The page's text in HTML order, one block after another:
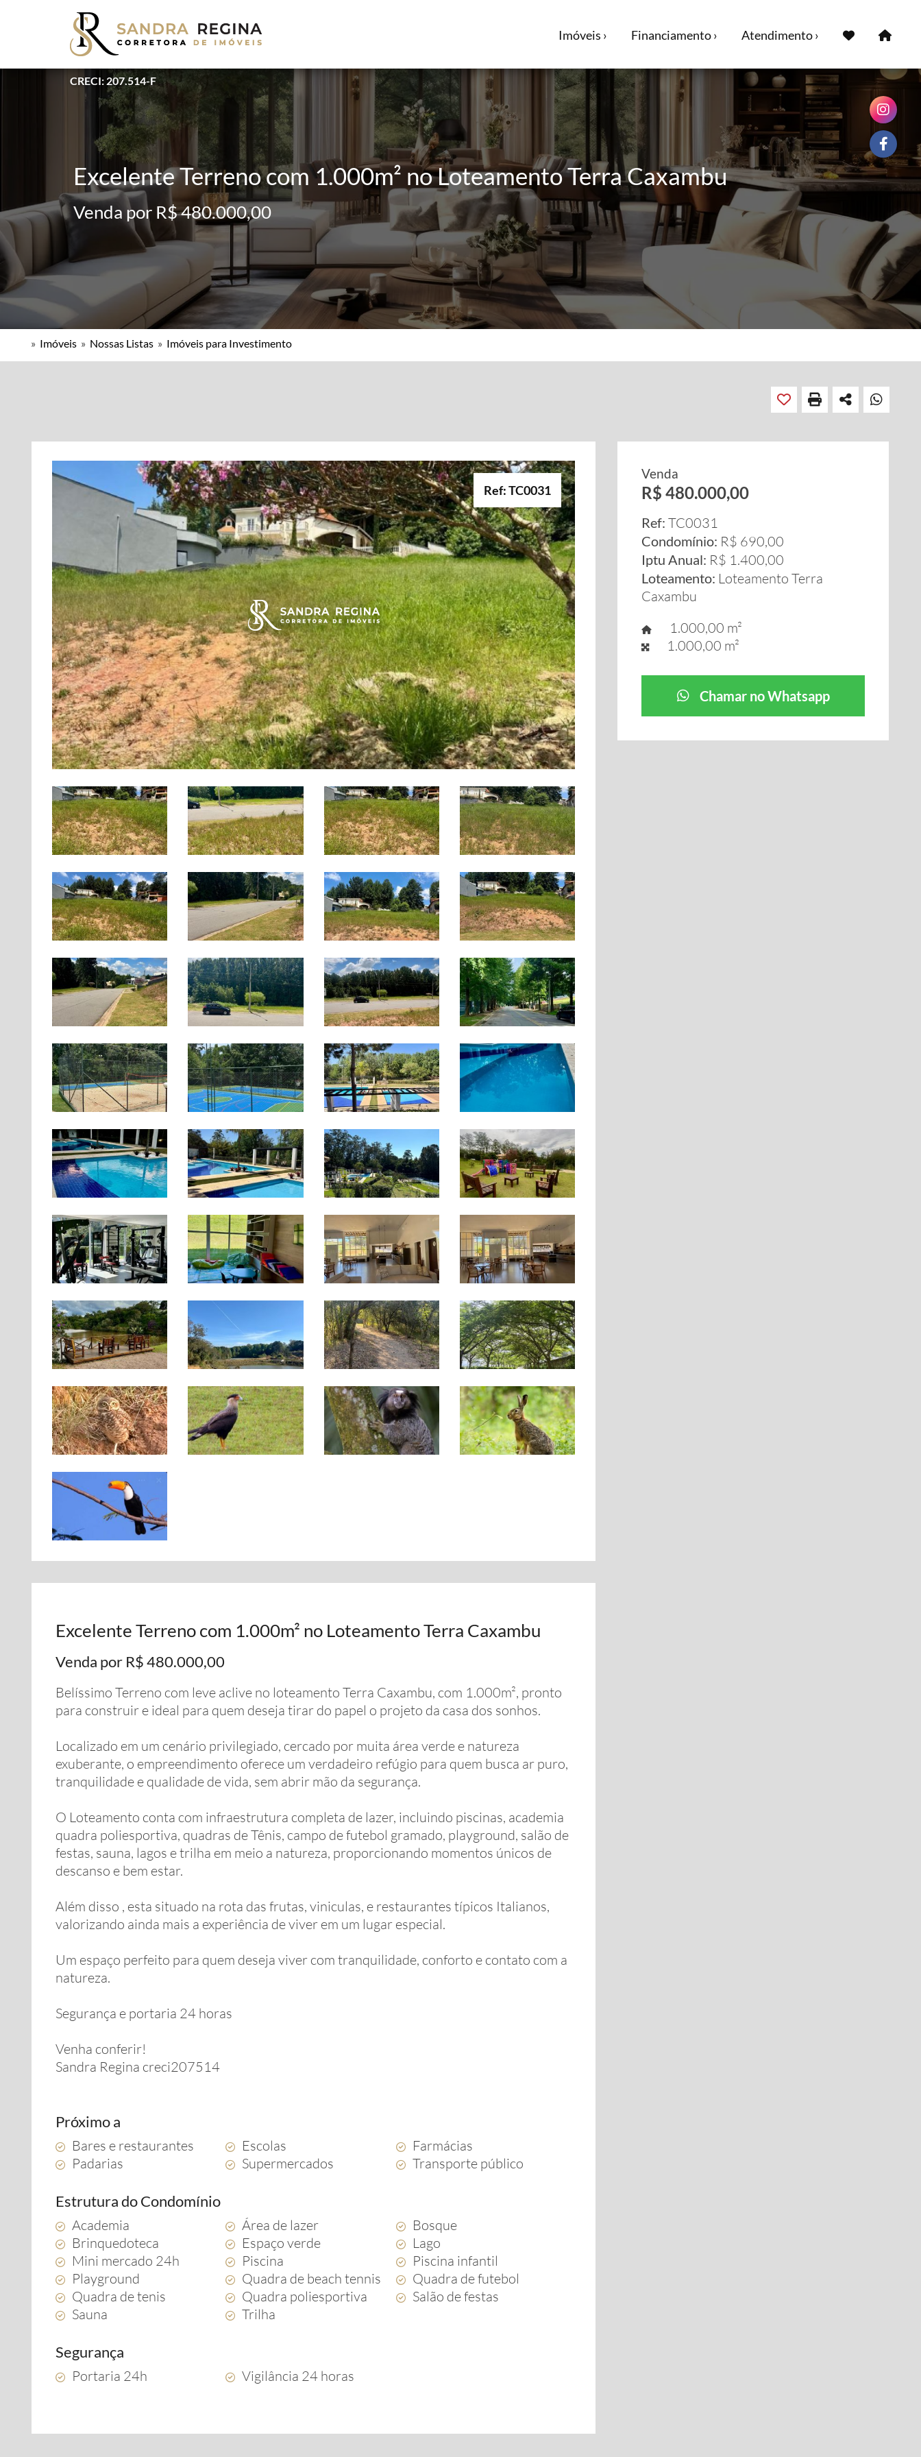
CRECI: 207.514-F
Imóveis › Financiamento › Atendimento ›
Excelente Terreno com 1.000m² no Loteamento Terra Caxambu
Venda por R$ 480.000,00
» Imóveis » Nossas Listas » Imóveis para Investimento
Ref: TC0031
Excelente Terreno com 1.000m² no Loteamento Terra Caxambu
Venda por R$ 480.000,00
Belíssimo Terreno com leve aclive no loteamento Terra Caxambu, com 1.000m², pronto
para construir e ideal para quem deseja tirar do papel o projeto da casa dos sonhos.
Localizado em um cenário privilegiado, cercado por muita área verde e natureza
exuberante, o empreendimento oferece um verdadeiro refúgio para quem busca ar puro,
tranquilidade e qualidade de vida, sem abrir mão da segurança.
O Loteamento conta com infraestrutura completa de lazer, incluindo piscinas, academia
quadra poliesportiva, quadras de Tênis, campo de futebol gramado, playground, salão de
festas, sauna, lagos e trilha em meio a natureza, proporcionando momentos únicos de
descanso e bem estar.
Além disso , esta situado na rota das frutas, viniculas, e restaurantes típicos Italianos,
valorizando ainda mais a experiência de viver em um lugar especial.
Um espaço perfeito para quem deseja viver com tranquilidade, conforto e contato com a
natureza.
Segurança e portaria 24 horas
Venha conferir!
Sandra Regina creci207514
Próximo a
Bares e restaurantes Escolas
Farmácias
Padarias
Supermercados Transporte público
Estrutura do Condomínio
Academia Área de lazer
Bosque
Brinquedoteca
Espaço verde
Lago
Mini mercado 24h
Piscina
Piscina infantil
Playground
Quadra de beach tennis
Quadra de futebol
Quadra de tenis
Quadra poliesportiva
Salão de festas
Sauna
Trilha
Segurança
Portaria 24h Vigilância 24 horas
Venda
R$ 480.000,00
Ref: TC0031
Condomínio: R$ 690,00
Iptu Anual: R$ 1.400,00
Loteamento: Loteamento Terra
Caxambu
1.000,00 m²
1.000,00 m²
Chamar no Whatsapp